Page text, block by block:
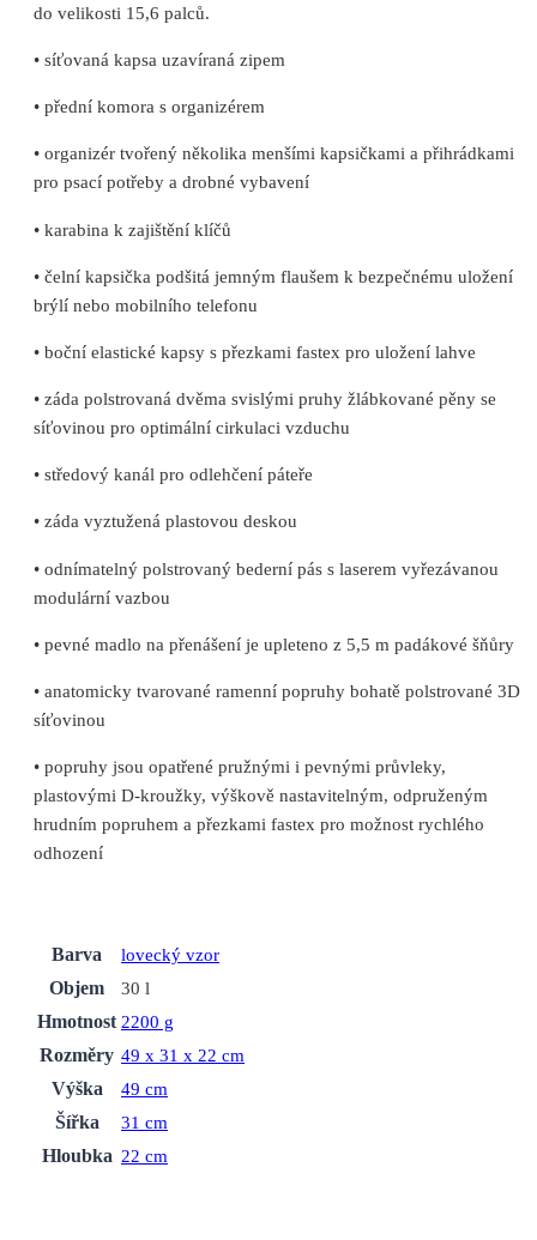
do velikosti 15,6 palců.
• síťovaná kapsa uzavíraná zipem
• přední komora s organizérem
• organizér tvořený několika menšími kapsičkami a přihrádkami
pro psací potřeby a drobné vybavení
• karabina k zajištění klíčů
• čelní kapsička podšitá jemným flaušem k bezpečnému uložení
brýlí nebo mobilního telefonu
• boční elastické kapsy s přezkami fastex pro uložení lahve
• záda polstrovaná dvěma svislými pruhy žlábkované pěny se
síťovinou pro optimální cirkulaci vzduchu
• středový kanál pro odlehčení páteře
• záda vyztužená plastovou deskou
• odnímatelný polstrovaný bederní pás s laserem vyřezávanou
modulární vazbou
• pevné madlo na přenášení je upleteno z 5,5 m padákové šňůry
• anatomicky tvarované ramenní popruhy bohatě polstrované 3D
síťovinou
• popruhy jsou opatřené pružnými i pevnými průvleky,
plastovými D-kroužky, výškově nastavitelným, odpruženým
hrudním popruhem a přezkami fastex pro možnost rychlého
odhození
Barva
lovecký vzor
Objem
30 l
Hmotnost 2200 g
Rozměry 49 x 31 x 22 cm
Výška
49 cm
Šířka
31 cm
Hloubka 22 cm